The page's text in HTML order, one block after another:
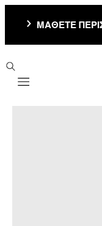
ΜΑΘΕΤΕ
Mobile navigation